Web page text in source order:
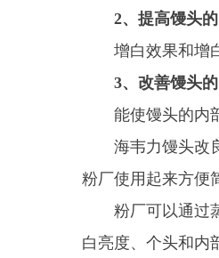
2、提高馒头
增白效果和增白
3、改善馒头
能使馒头的内部
海韦力馒头改良
粉厂使用起来方便
粉厂可以通过蒸
白亮度、个头和内